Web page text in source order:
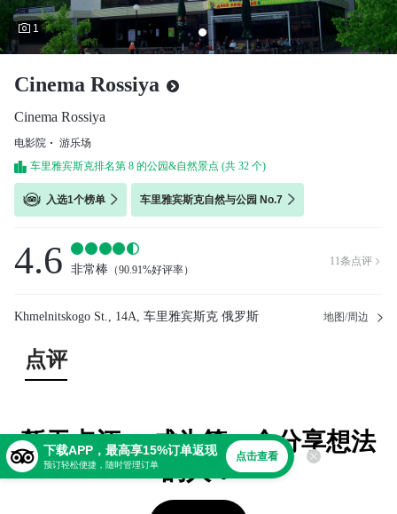
 1
Cinema Rossiya
Cinema Rossiya
电影院
游乐场
车里雅宾斯克排名第 8 的公园&自然景点 (共 32 个)
入选1个榜单 车里雅宾斯克自然与公园 No.7
4.6 非常棒 （90.91%好评率）
11条点评 
Khmelnitskogo St., 14A, 车里雅宾斯克 俄罗斯 地图/周边
点评
暂无点评。 成为第一个分享想法
的人！
下载APP，最高享15%订单返现
预订轻松便捷，随时管理订单
点击查看